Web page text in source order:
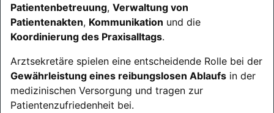
Patientenbetreuung, Verwaltung von
Patientenakten, Kommunikation und die
Koordinierung des Praxisalltags.
Arztsekretäre spielen eine entscheidende Rolle bei der
Gewährleistung eines reibungslosen Ablaufs in der
medizinischen Versorgung und tragen zur
Patientenzufriedenheit bei.